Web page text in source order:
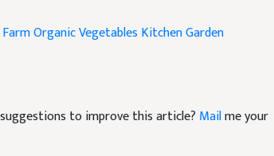
to improve this article?